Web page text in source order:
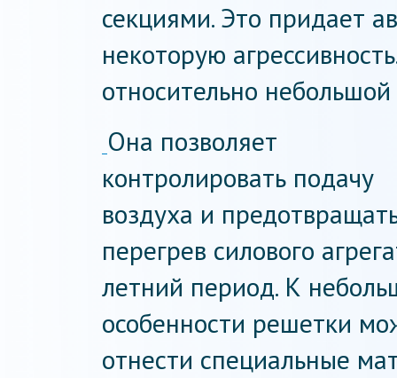
секциями. Это придает
некоторую
относительно
Она позволяет
контролировать подачу
воздуха и
перегрев силового
летний период. К
особенности решетки
отнести специальные